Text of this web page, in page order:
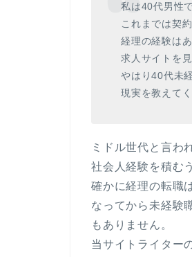
私は40代男性
これまでは契
経理の経験は
求人サイトを
やはり40代未
現実を教えてく
ミドル世代と言わ
社会人経験を積む
確かに経理の転職
なってから未経験
もありません。
当サイトライター